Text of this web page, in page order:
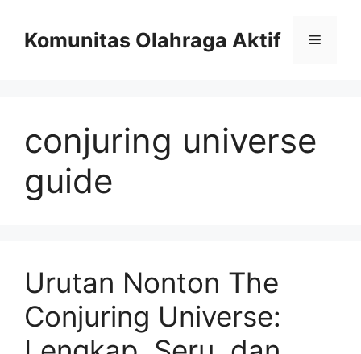
contentKomunitas Olahraga Aktif Menu
conjuring universe
guide
Urutan Nonton The
Conjuring Universe: